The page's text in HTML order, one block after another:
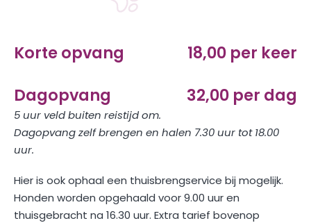
Korte opvang
18,00 per keer
Dagopvang
32,00 per dag
5 uur veld buiten reistijd om.
Dagopvang zelf brengen en halen 7.30 uur tot 18.00
uur.
Hier is ook ophaal een thuisbrengservice bij mogelijk.
Honden worden opgehaald voor 9.00 uur en
thuisgebracht na 16.30 uur. Extra tarief bovenop